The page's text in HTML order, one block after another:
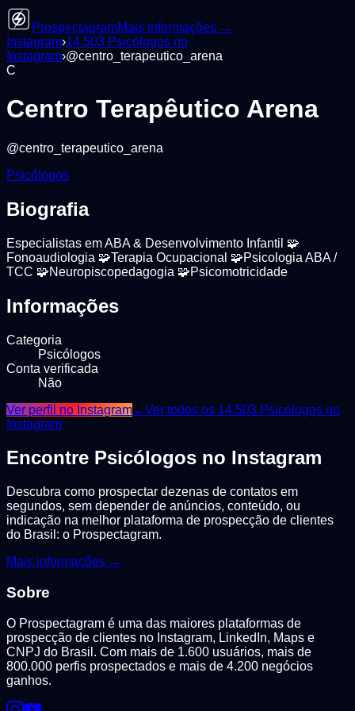
ProspectagramMais informações →
Instagram›14.503 Psicólogos no
Instagram›@centro_terapeutico_arena
C
Centro Terapêutico Arena
@centro_terapeutico_arena
Psicólogos
Biografia
Especialistas em ABA & Desenvolvimento Infantil 🧩
Fonoaudiologia 🧩Terapia Ocupacional 🧩Psicologia ABA /
TCC 🧩Neuropiscopedagogia 🧩Psicomotricidade
Informações
Categoria
Psicólogos
Conta verificada
Não
Ver perfil no Instagram←Ver todos os 14.503 Psicólogos no
Instagram
Encontre Psicólogos no Instagram
Descubra como prospectar dezenas de contatos em
segundos, sem depender de anúncios, conteúdo, ou
indicação na melhor plataforma de prospecção de clientes
do Brasil: o Prospectagram.
Mais informações →
Sobre
O Prospectagram é uma das maiores plataformas de
prospecção de clientes no Instagram, LinkedIn, Maps e
CNPJ do Brasil. Com mais de 1.600 usuários, mais de
800.000 perfis prospectados e mais de 4.200 negócios
ganhos.